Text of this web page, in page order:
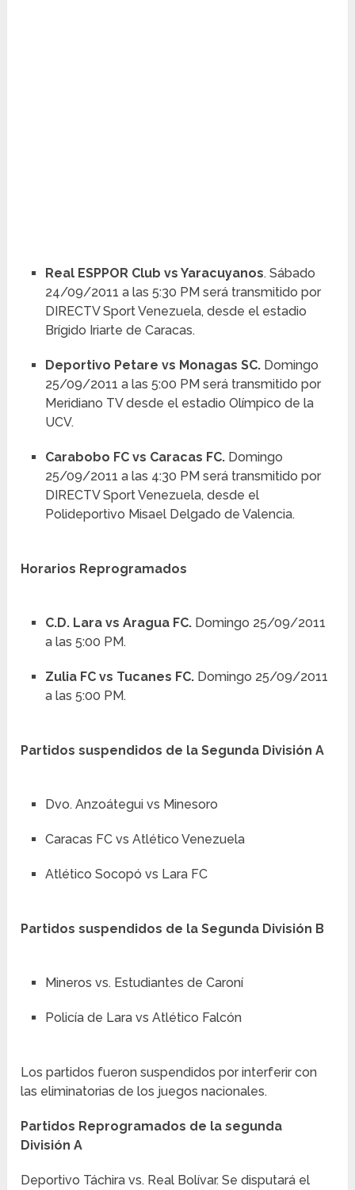
Real ESPPOR Club vs Yaracuyanos. Sábado
24/09/2011 a las 5:30 PM será transmitido por
DIRECTV Sport Venezuela, desde el estadio
Brígido Iriarte de Caracas.
Deportivo Petare vs Monagas SC.Domingo
25/09/2011 a las 5:00 PM será transmitido por
Meridiano TV desde el estadio Olímpico de la
UCV.
Carabobo FC vs Caracas FC.Domingo
25/09/2011 a las 4:30 PM será transmitido por
DIRECTV Sport Venezuela, desde el
Polideportivo Misael Delgado de Valencia.
Horarios Reprogramados
C.D. Lara vs Aragua FC.Domingo 25/09/2011
a las 5:00 PM.
Zulia FC vs Tucanes FC.Domingo 25/09/2011
a las 5:00 PM.
Partidos suspendidos de la Segunda División A
Dvo. Anzoátegui vs Minesoro
Caracas FC vs Atlético Venezuela
Atlético Socopó vs Lara FC
Partidos suspendidos de la Segunda División B
Mineros vs. Estudiantes de Caroní
Policía de Lara vs Atlético Falcón
Los partidos fueron suspendidos por interferir con
las eliminatorias de los juegos nacionales.
Partidos Reprogramados de la segunda
División A
Deportivo Táchira vs. Real Bolívar. Se disputará el